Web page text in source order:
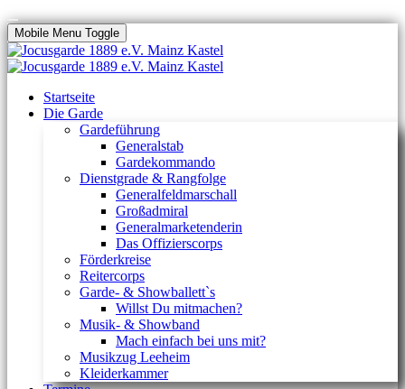
Mobile Menu Toggle
Startseite
Die Garde
Gardeführung
Generalstab
Gardekommando
Dienstgrade & Rangfolge
Generalfeldmarschall
Großadmiral
Generalmarketenderin
Das Offizierscorps
Förderkreise
Reitercorps
Garde- & Showballett`s
Willst Du mitmachen?
Musik- & Showband
Mach einfach bei uns mit?
Musikzug Leeheim
Kleiderkammer